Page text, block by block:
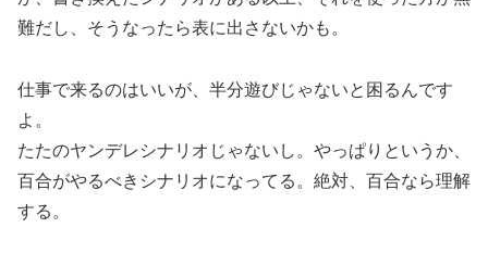
難だし、そうなったら表に出さないかも。
仕事で来るのはいいが、半分遊びじゃないと困るんです
よ。
たたのヤンデレシナリオじゃないし。やっぱりというか、
百合がやるべきシナリオになってる。絶対、百合なら理解
する。